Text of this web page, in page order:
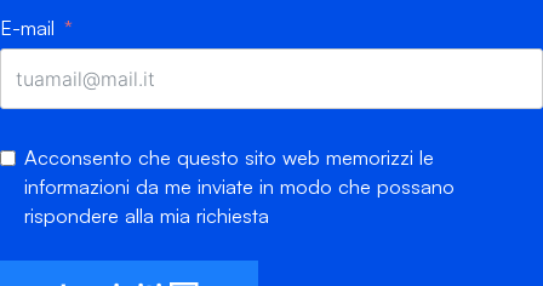
E-mail
Acconsento che questo sito web memorizzi le
informazioni da me inviate in modo che possano
rispondere alla mia richiesta